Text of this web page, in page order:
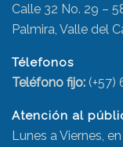
Calle 32 No. 29 –
Palmira, Valle del
Télefonos
Teléfono fijo: (+57)
Atención al
Lunes a Viernes,